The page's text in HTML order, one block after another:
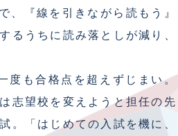
『線を引きながら読もう』
るうちに読み落としが減り、
度も合格点を超えずじまい。
志望校を変えようと担任の先
「はじめての入試を機に、